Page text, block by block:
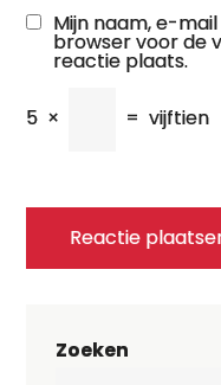
Mijn naam, e-
browser voor de
reactie plaats.
5 × = vijftien
Zoeken